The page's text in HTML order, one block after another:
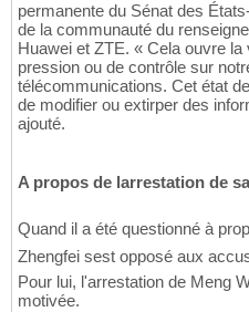
permanente du Sénat des
de la communauté du
Huawei et ZTE. « Cela ouvre
pression ou de contrôle sur
télécommunications. Cet état
de modifier ou extirper des
ajouté.
A propos de larrestation de
Quand il a été questionné à
Zhengfei sest opposé aux
Pour lui, l'arrestation de Meng
motivée.